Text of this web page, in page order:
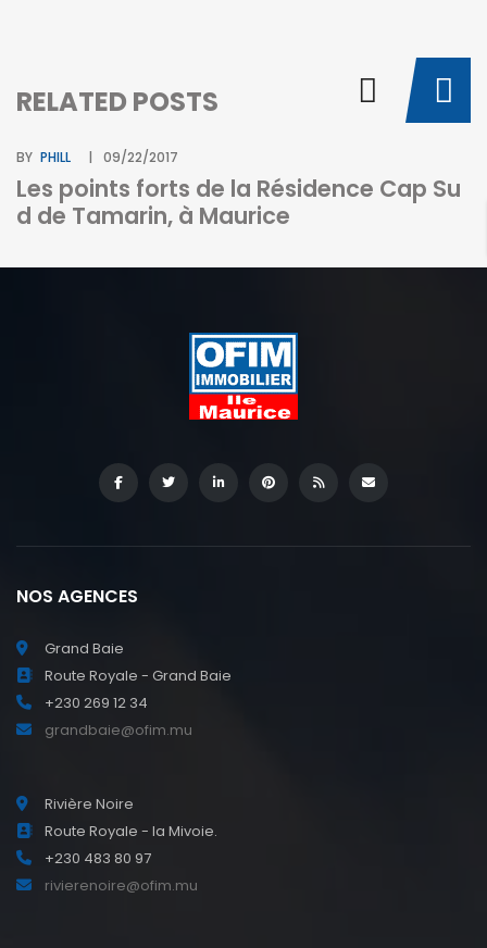
RELATED POSTS
BY PHILL 09/22/2017
Les points forts de la Résidence Cap Su
d de Tamarin, à Maurice
NOS AGENCES
Grand Baie
Route Royale - Grand Baie
+230 269 12 34
grandbaie@ofim.mu
Rivière Noire
Route Royale - la Mivoie.
+230 483 80 97
rivierenoire@ofim.mu